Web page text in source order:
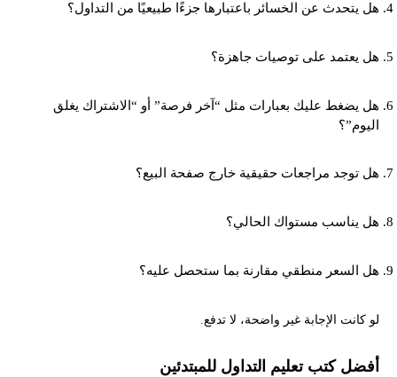
هل يتحدث عن الخسائر باعتبارها جزءًا طبيعيًا من التداول؟
هل يعتمد على توصيات جاهزة؟
هل يضغط عليك بعبارات مثل “آخر فرصة” أو “الاشتراك يغلق
اليوم”؟
هل توجد مراجعات حقيقية خارج صفحة البيع؟
هل يناسب مستواك الحالي؟
هل السعر منطقي مقارنة بما ستحصل عليه؟
لو كانت الإجابة غير واضحة، لا تدفع.
أفضل كتب تعليم التداول للمبتدئين